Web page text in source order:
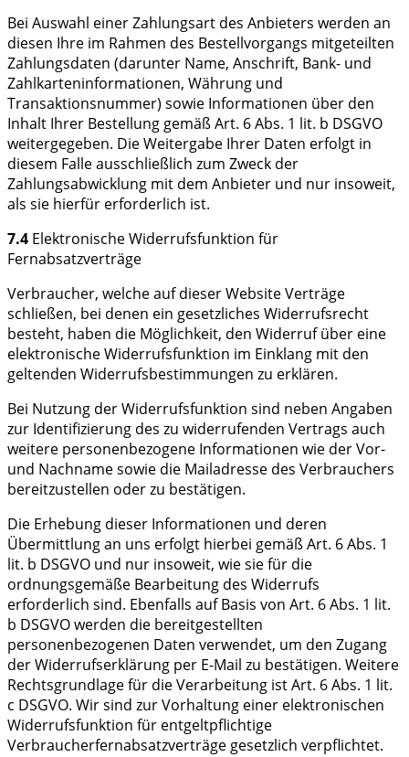
Bei Auswahl einer Zahlungsart des Anbieters werden an
diesen Ihre im Rahmen des Bestellvorgangs mitgeteilten
Zahlungsdaten (darunter Name, Anschrift, Bank- und
Zahlkarteninformationen, Währung und
Transaktionsnummer) sowie Informationen über den
Inhalt Ihrer Bestellung gemäß Art. 6 Abs. 1 lit. b DSGVO
weitergegeben. Die Weitergabe Ihrer Daten erfolgt in
diesem Falle ausschließlich zum Zweck der
Zahlungsabwicklung mit dem Anbieter und nur insoweit,
als sie hierfür erforderlich ist.
7.4 Elektronische Widerrufsfunktion für
Fernabsatzverträge
Verbraucher, welche auf dieser Website Verträge
schließen, bei denen ein gesetzliches Widerrufsrecht
besteht, haben die Möglichkeit, den Widerruf über eine
elektronische Widerrufsfunktion im Einklang mit den
geltenden Widerrufsbestimmungen zu erklären.
Bei Nutzung der Widerrufsfunktion sind neben Angaben
zur Identifizierung des zu widerrufenden Vertrags auch
weitere personenbezogene Informationen wie der Vor-
und Nachname sowie die Mailadresse des Verbrauchers
bereitzustellen oder zu bestätigen.
Die Erhebung dieser Informationen und deren
Übermittlung an uns erfolgt hierbei gemäß Art. 6 Abs. 1
lit. b DSGVO und nur insoweit, wie sie für die
ordnungsgemäße Bearbeitung des Widerrufs
erforderlich sind. Ebenfalls auf Basis von Art. 6 Abs. 1 lit.
b DSGVO werden die bereitgestellten
personenbezogenen Daten verwendet, um den Zugang
der Widerrufserklärung per E-Mail zu bestätigen. Weitere
Rechtsgrundlage für die Verarbeitung ist Art. 6 Abs. 1 lit.
c DSGVO. Wir sind zur Vorhaltung einer elektronischen
Widerrufsfunktion für entgeltpflichtige
Verbraucherfernabsatzverträge gesetzlich verpflichtet.